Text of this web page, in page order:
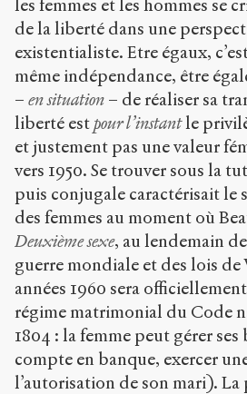
les femmes et les hommes se
de la liberté dans une
existentialiste. Etre égaux,
même indépendance, être
– en situation – de réaliser sa
liberté estpour l’instantle
et justement pas une valeur
vers 1950. Se trouver sous la
puis conjugale caractérisait
des femmes au moment où
Deuxième sexe, au lendemain
guerre mondiale et des lois de
années 1960 sera
régime matrimonial du Code
1804 : la femme peut gérer
compte en banque, exercer
l’autorisation de son mari). La